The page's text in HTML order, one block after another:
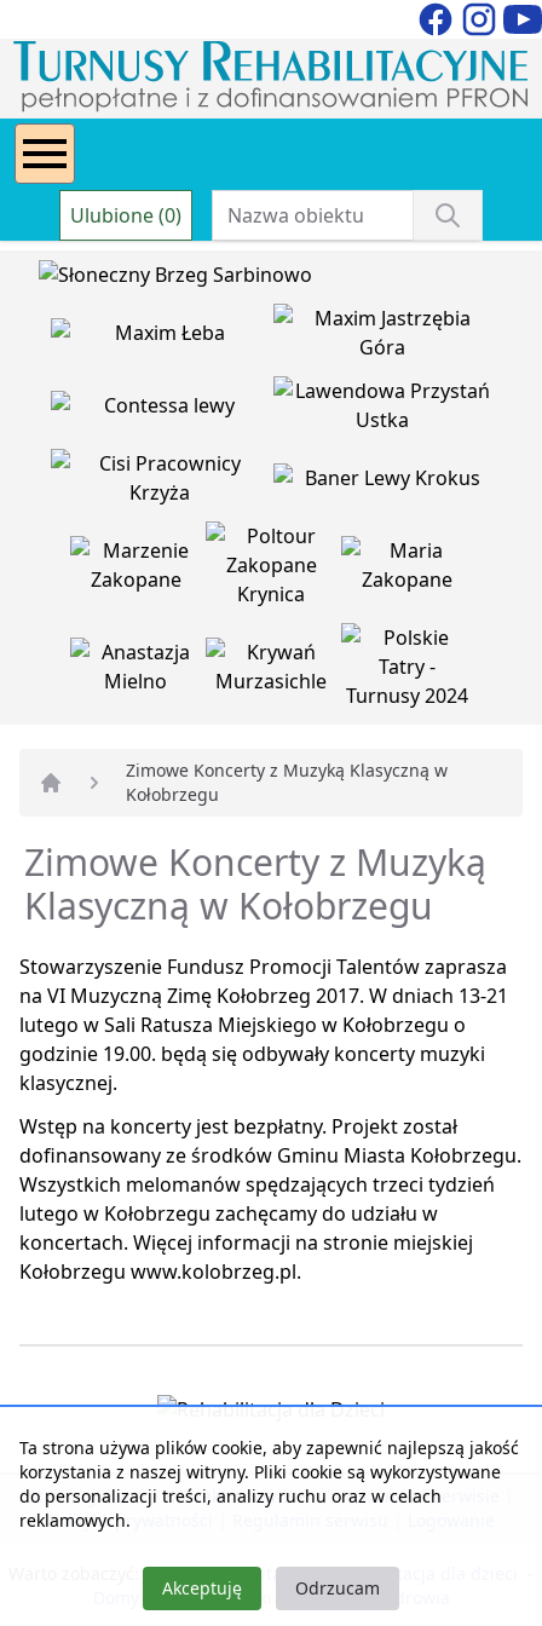
Ulubione (0)
Strona główna
Zimowe Koncerty z Muzyką Klasyczną w
Kołobrzegu
Zimowe Koncerty z Muzyką
Klasyczną w Kołobrzegu
Stowarzyszenie Fundusz Promocji Talentów zaprasza
na VI Muzyczną Zimę Kołobrzeg 2017. W dniach 13-21
lutego w Sali Ratusza Miejskiego w Kołobrzegu o
godzinie 19.00. będą się odbywały koncerty muzyki
klasycznej.
Wstęp na koncerty jest bezpłatny. Projekt został
dofinansowany ze środków Gminu Miasta Kołobrzegu.
Wszystkich melomanów spędzających trzeci tydzień
lutego w Kołobrzegu zachęcamy do udziału w
koncertach. Więcej informacji na stronie miejskiej
Kołobrzegu www.kolobrzeg.pl.
Strona główna | Kontakt z serwisem | Reklama w serwisie
Polityka prywatności
Warto zobaczyć: Nasza rehabilitacja - Rehabilitacja dla dzieci
Domy Seniora i Opieki
Pobyty dla zdrowia
Ta strona używa plików cookie, aby zapewnić najlepszą jakość
korzystania z naszej witryny. Pliki cookie są wykorzystywane
do personalizacji treści, analizy ruchu oraz w celach
reklamowych.
Akceptuję Odrzucam